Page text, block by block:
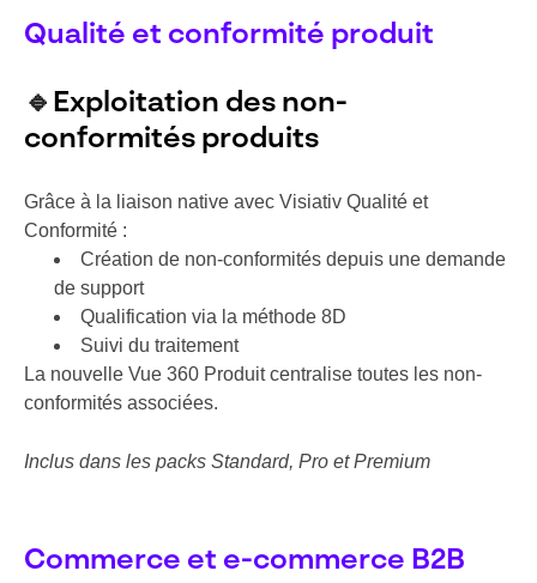
Qualité et conformité produit
🔹 Exploitation des non-
conformités produits
Grâce à la liaison native avec Visiativ Qualité et
Conformité :
Création de non-conformités depuis une demande
de support
Qualification via la méthode 8D
Suivi du traitement
La nouvelle Vue 360 Produit centralise toutes les non-
conformités associées.
Inclus dans les packs Standard, Pro et Premium
Commerce et e-commerce B2B